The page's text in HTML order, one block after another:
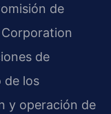
de
de
de los
y operación de